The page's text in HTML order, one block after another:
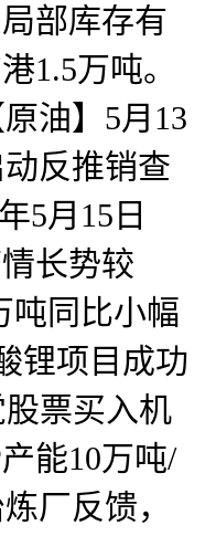
部库存有
1.5万吨。
油】5月13
反推销查
5月15日
长势较
吨同比小幅
锂项目成功
票买入机
能10万吨/
厂反馈，